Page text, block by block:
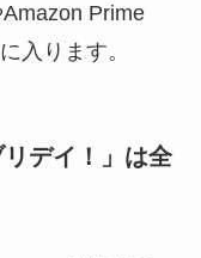
Prime
入ります。
リデイ！」は全